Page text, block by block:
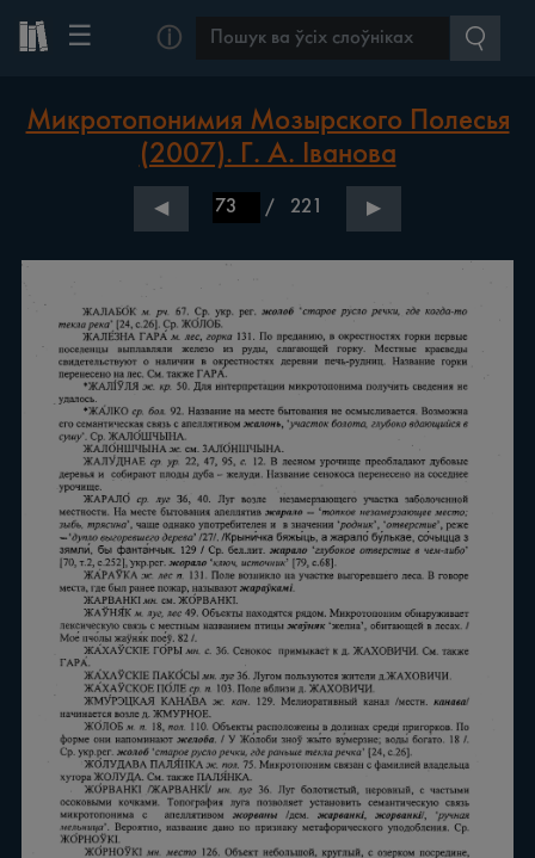
☰ ⓘ
Микротопонимия Мозырского Полесья
(2007). Г. А. Іванова
◀ / 221 ▶